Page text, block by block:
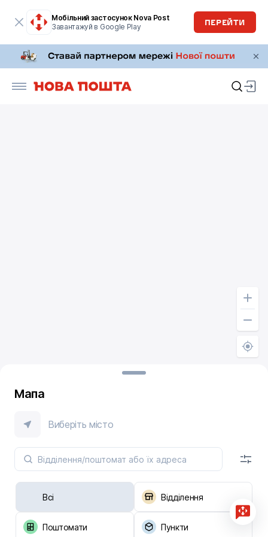
Мобільний застосунок Nova Post
Завантажуй в Google Play
ПЕРЕЙТИ
Мапа
Виберіть місто
Всі Відділення
Поштомати Пункти